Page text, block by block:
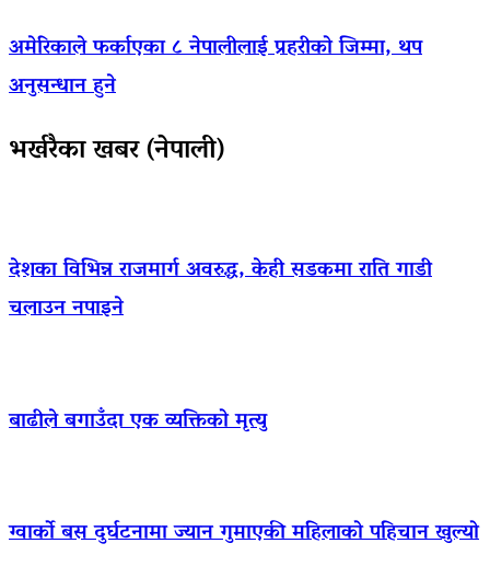
अमेरिकाले फर्काएका ८ नेपालीलाई प्रहरीको जिम्मा, थप
अनुसन्धान हुने
भर्खरैका खबर (नेपाली)
देशका विभिन्न राजमार्ग अवरुद्ध, केही सडकमा राति गाडी
चलाउन नपाइने
बाढीले बगाउँदा एक व्यक्तिको मृत्यु
ग्वार्को बस दुर्घटनामा ज्यान गुमाएकी महिलाको पहिचान खुल्यो